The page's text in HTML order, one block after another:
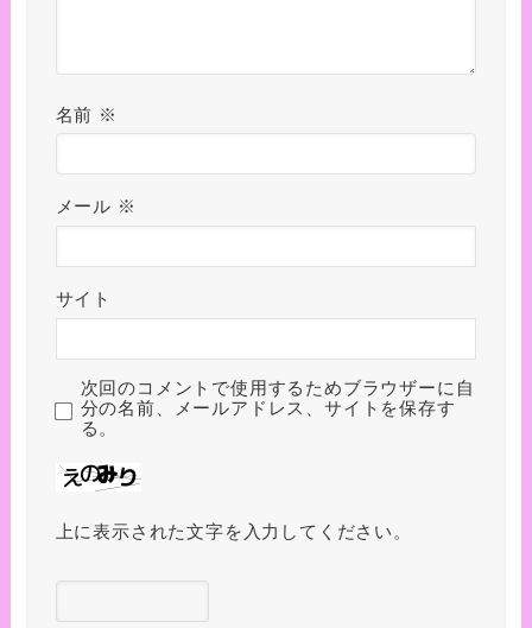
名前 ※
メール ※
サイト
次回のコメントで使用するためブラウザーに自
分の名前、メールアドレス、サイトを保存す
る。
上に表示された文字を入力してください。